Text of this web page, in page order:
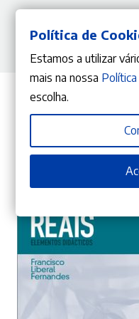
Do mesmo
Política de
Estamos a utilizar
mais na nossa
escolha.